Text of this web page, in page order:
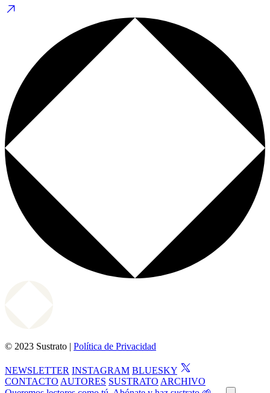
© 2023 Sustrato | Política de Privacidad
NEWSLETTER INSTAGRAM BLUESKY
CONTACTO AUTORES SUSTRATO ARCHIVO